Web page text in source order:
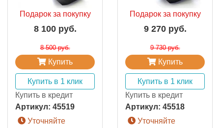
Подарок за покупку
8 100 руб.
8 500 руб.
Купить
Купить в 1 клик
Купить в кредит
Артикул: 45519
Уточняйте
Подарок за покупку
9 270 руб.
9 730 руб.
Купить
Купить в 1 клик
Купить в кредит
Артикул: 45518
Уточняйте